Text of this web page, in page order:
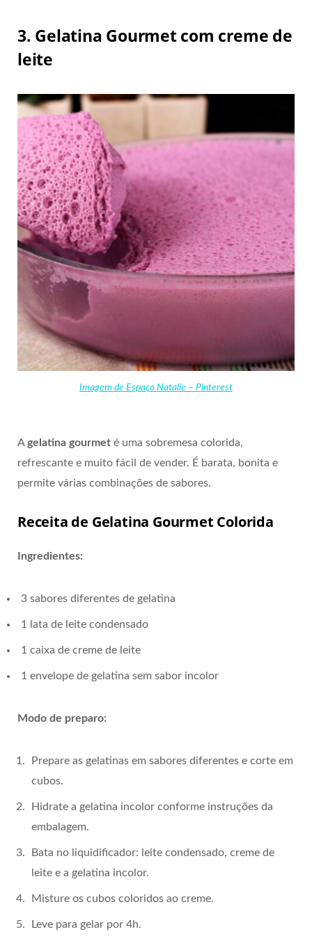
3. Gelatina Gourmet com creme de
leite
Imagem de Espaço Natalie – Pinterest
Agelatina gourmet é uma sobremesa colorida,
refrescante e muito fácil de vender. É barata, bonita e
permite várias combinações de sabores.
Receita de Gelatina Gourmet Colorida
Ingredientes:
3 sabores diferentes de gelatina
1 lata de leite condensado
1 caixa de creme de leite
1 envelope de gelatina sem sabor incolor
Modo de preparo:
Prepare as gelatinas em sabores diferentes e corte em
cubos.
Hidrate a gelatina incolor conforme instruções da
embalagem.
Bata no liquidificador: leite condensado, creme de
leite e a gelatina incolor.
Misture os cubos coloridos ao creme.
Leve para gelar por 4h.